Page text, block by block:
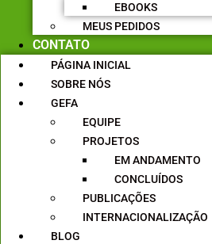
EBOOKS
MEUS PEDIDOS
CONTATO
PÁGINA INICIAL
SOBRE NÓS
GEFA
EQUIPE
PROJETOS
EM ANDAMENTO
CONCLUÍDOS
PUBLICAÇÕES
INTERNACIONALIZAÇÃO
BLOG